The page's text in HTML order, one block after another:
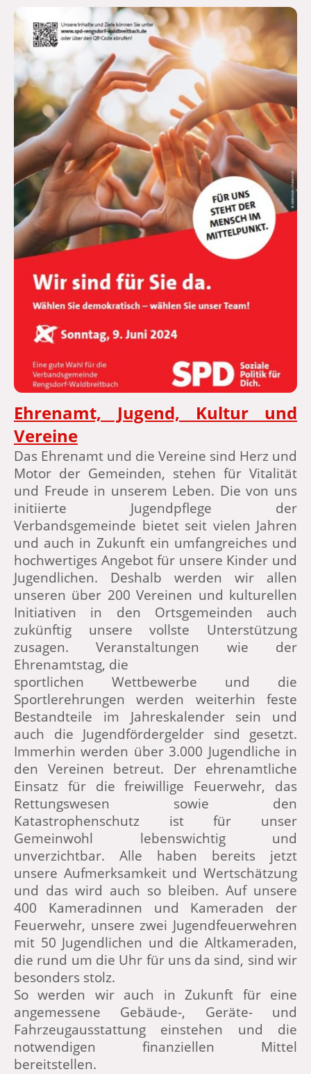
Ehrenamt, Jugend, Kultur und
Vereine
Das Ehrenamt und die Vereine sind Herz und
Motor der Gemeinden, stehen für Vitalität
und Freude in unserem Leben. Die von uns
initiierte Jugendpflege der
Verbandsgemeinde bietet seit vielen Jahren
und auch in Zukunft ein umfangreiches und
hochwertiges Angebot für unsere Kinder und
Jugendlichen. Deshalb werden wir allen
unseren über 200 Vereinen und kulturellen
Initiativen in den Ortsgemeinden auch
zukünftig unsere vollste Unterstützung
zusagen. Veranstaltungen wie der
Ehrenamtstag, die
sportlichen Wettbewerbe und die
Sportlerehrungen werden weiterhin feste
Bestandteile im Jahreskalender sein und
auch die Jugendfördergelder sind gesetzt.
Immerhin werden über 3.000 Jugendliche in
den Vereinen betreut. Der ehrenamtliche
Einsatz für die freiwillige Feuerwehr, das
Rettungswesen sowie den
Katastrophenschutz ist für unser
Gemeinwohl lebenswichtig und
unverzichtbar. Alle haben bereits jetzt
unsere Aufmerksamkeit und Wertschätzung
und das wird auch so bleiben. Auf unsere
400 Kameradinnen und Kameraden der
Feuerwehr, unsere zwei Jugendfeuerwehren
mit 50 Jugendlichen und die Altkameraden,
die rund um die Uhr für uns da sind, sind wir
besonders stolz.
So werden wir auch in Zukunft für eine
angemessene Gebäude-, Geräte- und
Fahrzeugausstattung einstehen und die
notwendigen finanziellen Mittel
bereitstellen.